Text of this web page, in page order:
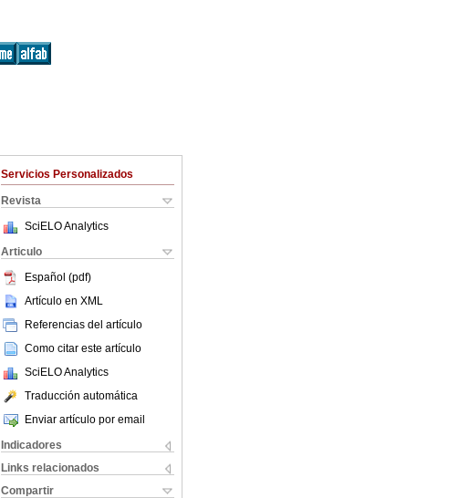
Servicios Personalizados
Revista
SciELO Analytics
Articulo
Español (pdf)
Artículo en XML
Referencias del artículo
Como citar este artículo
SciELO Analytics
Traducción automática
Enviar artículo por email
Indicadores
Links relacionados
Compartir